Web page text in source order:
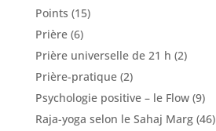
Points (15)
Prière(6)
Prière universelle de 21 h (2)
Prière-pratique(2)
Psychologie positive – le Flow(9)
Raja-yoga selon le Sahaj Marg(46)